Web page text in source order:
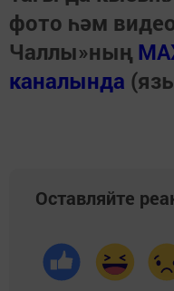
фото һәм
Чаллы»ның
каналында
Оставляйте